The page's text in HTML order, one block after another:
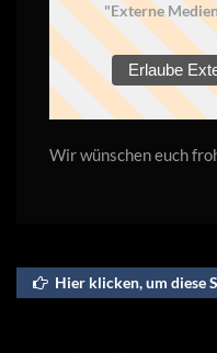
"Externe
Erlaube
Wir wünschen euch
Hier klicken, um diese